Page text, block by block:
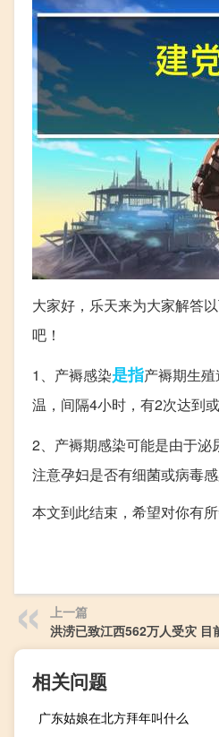
大家好，乐天来为大家解答
吧！
1、产褥感染是指产褥期生
温，间隔4小时，有2次达到
2、产褥期感染可能是由于
注意孕妇是否有细菌或病毒
本文到此结束，希望对你有所
上一篇
洪涝已致江西562万人受灾 目
相关问题
广东姑娘在北方拜年叫什么